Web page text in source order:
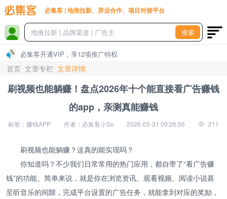
必集客 | 地推拉新、异业合作、项目对接平台
搜索
必集客开通VIP，享12项推广特权
首页 文章专栏 文章详情
刷视频也能躺赚！盘点2026年十个能直接看广告赚钱
的app，亲测真能赚钱
标签：赚钱APP 作者：必集客小So 2026-05-31 09:26:56 211
刷视频也能躺赚？这真的能实现吗？
你知道吗？不少我们日常常用的热门应用，都自带了“看广告赚
钱”的功能。简单来说，就是你在浏览资讯、观看视频、阅读小说甚
至听音乐的间隙，完成平台设置的广告任务，就能拿到对应的奖励，